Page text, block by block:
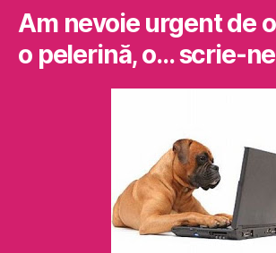
Am nevoie urgent de
o pelerină, o… scrie-